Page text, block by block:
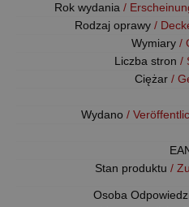
Rok wydania /
Rodzaj oprawy /
Wymiary /
Liczba stron /
Ciężar /
Wydano /
Stan produktu /
Osoba